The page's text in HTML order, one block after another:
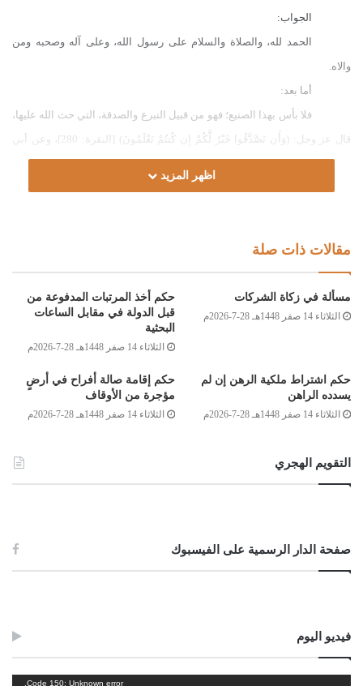
الجواب:
الحمد لله، والصلاة والسلام على رسول الله، وعلى آله وصحبه ومن
والاه.
أما بعد:
فلا بأس بهذا الصنيع؛ فهو من قبيل التبرع والصدقة، التي حث الله عليها،
قال عز وجل: ) وَأَن تَصَّدَّقُوا خَيْرٌ لَّكُمْ إِن كُنتُمْ تَعْلَمُونَ (
[البقرة: 280]، وعن أبي
هريرة رضي الله عنه قال: قال رسول الله صلى الله عليه وسلم: (مَا تَصَدَّقَ أَحَدٌ
أحمد محمد الكوحة
نائب مفتي عام ليبيا
اظهر المزيد
مقالات ذات صلة
مسألة في زكاة الشركات
الثلاثاء 14 صفر 1448هـ 28-7-2026م
حكم أخذ المرتبات المدفوعة من
قبل الدولة في مقابل الساعات
البحثية
الثلاثاء 14 صفر 1448هـ 28-7-2026م
حكم اشتراط ملكية الرهن إن لم
يسدده الراهن
الثلاثاء 14 صفر 1448هـ 28-7-2026م
حكم إقامة صالة أفراح في أرضٍ
مؤجرة من الأوقاف
الثلاثاء 14 صفر 1448هـ 28-7-2026م
التقويم الهجري
صفحة الدار الرسمية على الفيسبوك
فيديو اليوم
Code 150: Unknown error.